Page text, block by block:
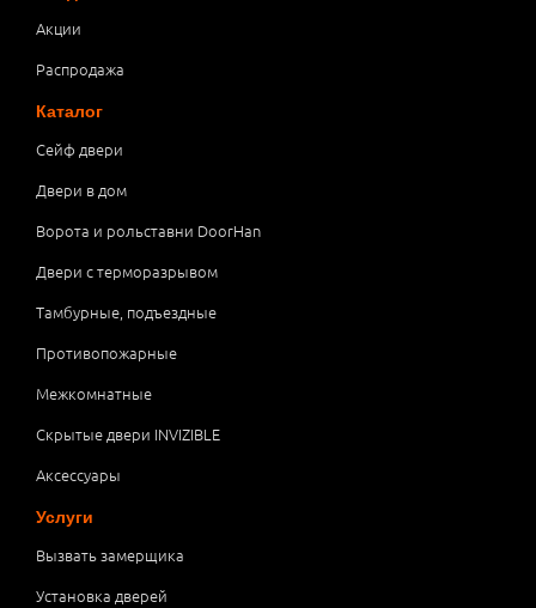
Акции
Распродажа
Каталог
Сейф двери
Двери в дом
Ворота и рольставни DoorHan
Двери с терморазрывом
Тамбурные, подъездные
Противопожарные
Межкомнатные
Скрытые двери INVIZIBLE
Аксессуары
Услуги
Вызвать замерщика
Установка дверей